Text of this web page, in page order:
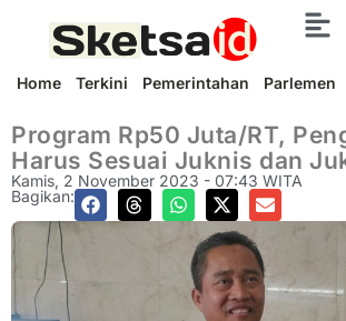
Home Terkini Pemerintahan Parlemen
Program Rp50 Juta/RT,
Harus Sesuai Juknis dan
Kamis, 2 November 2023 - 07:43 WITA
Bagikan: